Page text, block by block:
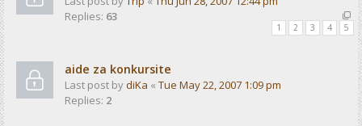
Replies: 63
1 2 3 4 5
aide za konkursite
Last post bydiKa « Tue May 22, 2007 1:09 pm
Replies: 2